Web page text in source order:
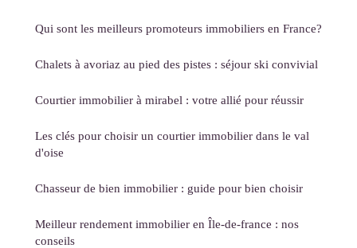
Qui sont les meilleurs promoteurs immobiliers en France?
Chalets à avoriaz au pied des pistes : séjour ski convivial
Courtier immobilier à mirabel : votre allié pour réussir
Les clés pour choisir un courtier immobilier dans le val
d'oise
Chasseur de bien immobilier : guide pour bien choisir
Meilleur rendement immobilier en Île-de-france : nos
conseils